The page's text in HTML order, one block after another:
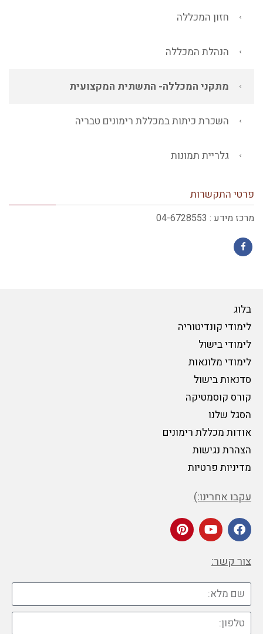
חזון המכללה
הנהלת המכללה
מתקני המכללה- התשתית המקצועית
השכרת כיתות במכללת רימונים טבריה
גלריית תמונות
פרטי התקשרות
מרכז מידע : 04-6728553
בלוג
לימודי קונדיטוריה
לימודי בישול
לימודי מלונאות
סדנאות בישול
קורס קוסמטיקה
הסגל שלנו
אודות מכללת רימונים
הצהרת נגישות
מדיניות פרטיות
עקבו אחרינו:)
צור קשר: